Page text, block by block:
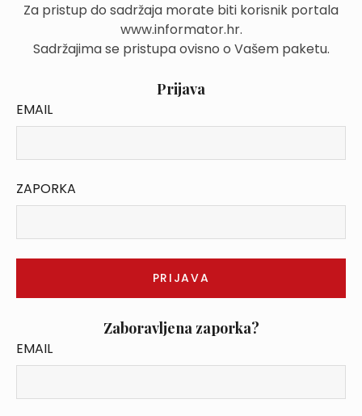
Za pristup do sadržaja morate biti korisnik portala
www.informator.hr.
Sadržajima se pristupa ovisno o Vašem paketu.
Prijava
EMAIL
ZAPORKA
Zaboravljena zaporka?
EMAIL